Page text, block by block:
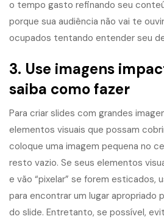
o tempo gasto refinando seu
porque sua audiência não vai te
ocupados tentando entender seu
3. Use imagens
saiba como fazer
Para criar slides com grandes
elementos visuais que possam
coloque uma imagem pequena no
resto vazio. Se seus elementos
e vão “pixelar” se forem esticados,
para encontrar um lugar apropriado
do slide. Entretanto, se possível,